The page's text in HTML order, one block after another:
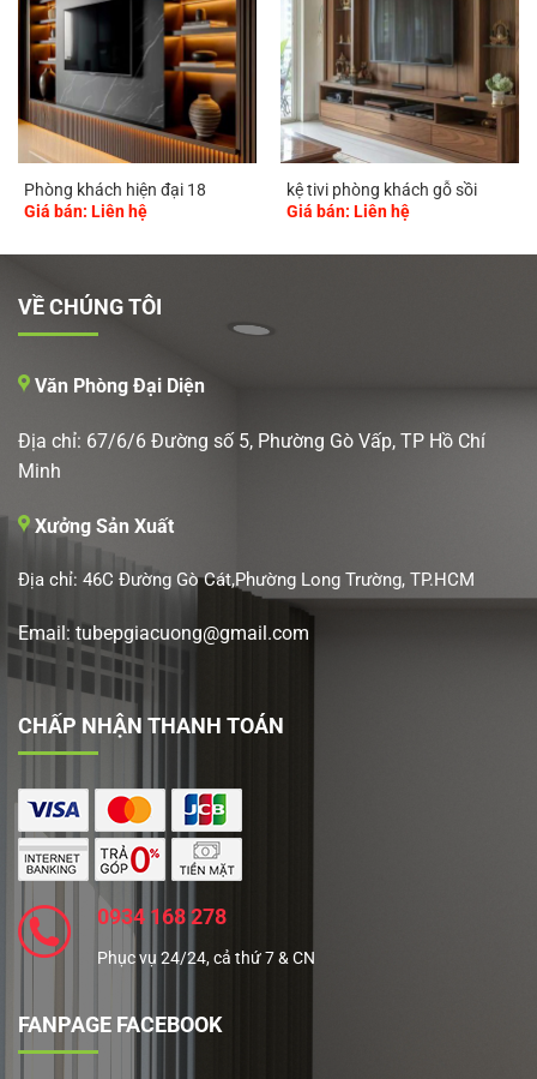
Phòng khách hiện đại 18
Giá bán: Liên hệ
kệ tivi phòng khách gỗ sồi
Giá bán: Liên hệ
VỀ CHÚNG TÔI
Văn Phòng Đại Diện
Địa chỉ: 67/6/6 Đường số 5, Phường Gò Vấp, TP Hồ Chí
Minh
Xưởng Sản Xuất
Địa chỉ: 46C Đường Gò Cát,Phường Long Trường, TP.HCM
Email: tubepgiacuong@gmail.com
CHẤP NHẬN THANH TOÁN
0934 168 278
Phục vụ 24/24, cả thứ 7 & CN
FANPAGE FACEBOOK